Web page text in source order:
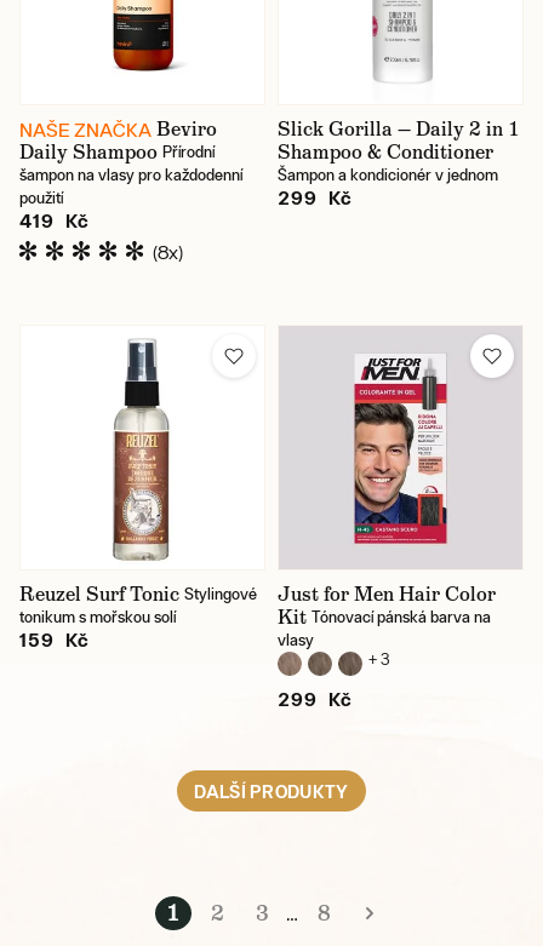
NAŠE ZNAČKA Beviro
Daily Shampoo Přírodní
šampon na vlasy pro každodenní
použití
419 Kč
(8x)
Slick Gorilla — Daily 2 in 1
Shampoo & Conditioner
Šampon a kondicionér v jednom
299 Kč
Reuzel Surf Tonic Stylingové
tonikum s mořskou solí
159 Kč
Just for Men Hair Color
Kit Tónovací pánská barva na
vlasy
+ 3
299 Kč
DALŠÍ PRODUKTY
1 2 3 … 8